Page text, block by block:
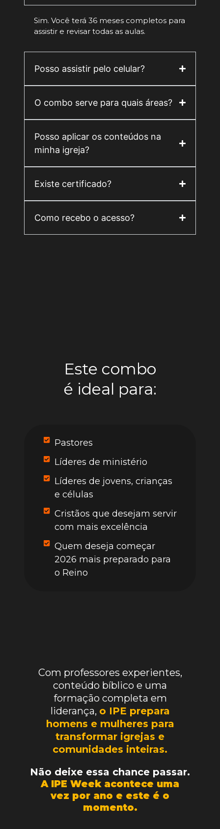
Sim. Você terá 36 meses completos para
assistir e revisar todas as aulas.
Posso assistir pelo celular?
O combo serve para quais áreas?
Posso aplicar os conteúdos na
minha igreja?
Existe certificado?
Como recebo o acesso?
Este combo
é ideal para:
Pastores
Líderes de ministério
Líderes de jovens, crianças
e células
Cristãos que desejam servir
com mais excelência
Quem deseja começar
2026 mais preparado para
o Reino
Com professores experientes,
conteúdo bíblico e uma
formação completa em
liderança, o IPE prepara
homens e mulheres para
transformar igrejas e
comunidades inteiras.
Não deixe essa chance passar.
A IPE Week acontece uma
vez por ano e este é o
momento.